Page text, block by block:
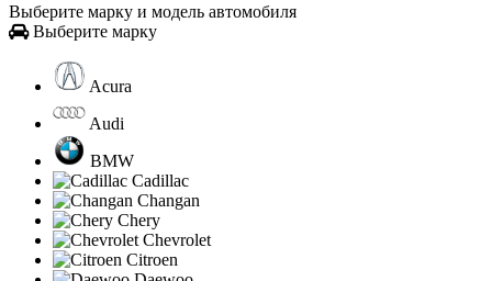
Выберите марку и модель автомобиля
Выберите марку
Acura
Audi
BMW
Cadillac
Changan
Chery
Chevrolet
Citroen